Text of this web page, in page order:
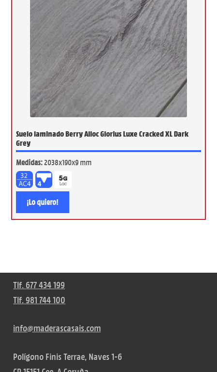
Suelo laminado Berry Alloc Glorius Luxe Cracked XL Dark
Grey
Medidas:2038x190x9 mm
¡Lo quiero!
Tlf. 677 434 199
Tlf. 981 744 100
info@maderascasais.com
Polígono Finis Terrae, Naves 1-6